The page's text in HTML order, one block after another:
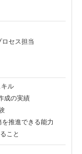
セス担当
ル
成の実績
推進できる能力
こと